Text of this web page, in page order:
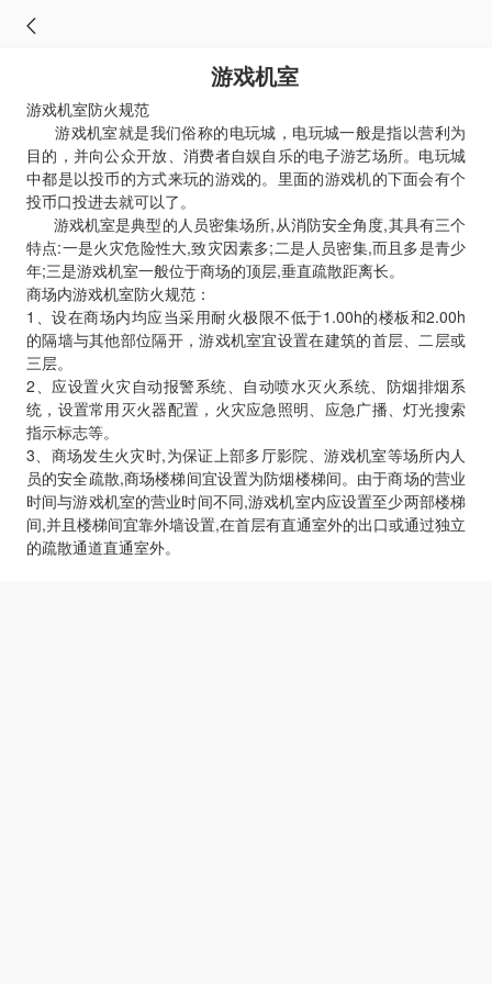
游戏机室
游戏机室防火规范
游戏机室就是我们俗称的电玩城，电玩城一般是指以营利为
目的，并向公众开放、消费者自娱自乐的电子游艺场所。电玩城
中都是以投币的方式来玩的游戏的。里面的游戏机的下面会有个
投币口投进去就可以了。
游戏机室是典型的人员密集场所,从消防安全角度,其具有三个
特点:一是火灾危险性大,致灾因素多;二是人员密集,而且多是青少
年;三是游戏机室一般位于商场的顶层,垂直疏散距离长。
商场内游戏机室防火规范：
1、设在商场内均应当采用耐火极限不低于1.00h的楼板和2.00h
的隔墙与其他部位隔开，游戏机室宜设置在建筑的首层、二层或
三层。
2、应设置火灾自动报警系统、自动喷水灭火系统、防烟排烟系
统，设置常用灭火器配置，火灾应急照明、应急广播、灯光搜索
指示标志等。
3、商场发生火灾时,为保证上部多厅影院、游戏机室等场所内人
员的安全疏散,商场楼梯间宜设置为防烟楼梯间。由于商场的营业
时间与游戏机室的营业时间不同,游戏机室内应设置至少两部楼梯
间,并且楼梯间宜靠外墙设置,在首层有直通室外的出口或通过独立
的疏散通道直通室外。